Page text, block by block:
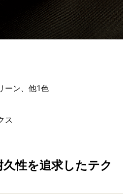
ーン、他1色
ス
性を追求したテク